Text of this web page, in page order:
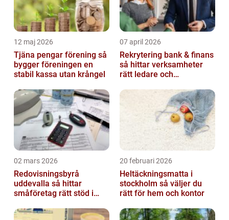
12 maj 2026
Tjäna pengar förening så
bygger föreningen en
stabil kassa utan krångel
07 april 2026
Rekrytering bank & finans
så hittar verksamheter
rätt ledare och
02 mars 2026
Redovisningsbyrå
uddevalla så hittar
småföretag rätt stöd i
20 februari 2026
Heltäckningsmatta i
stockholm så väljer du
rätt för hem och kontor